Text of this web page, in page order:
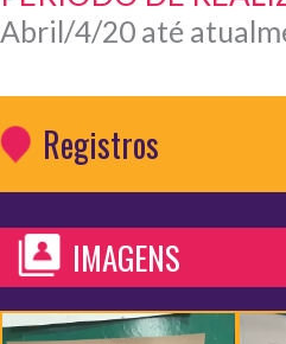
Abril/4/20 até
Registros
IMAGENS